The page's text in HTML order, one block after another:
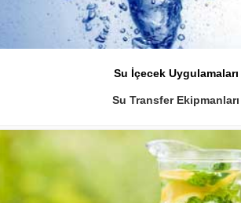
Su İçecek Uygulamaları
Su Transfer Ekipmanları